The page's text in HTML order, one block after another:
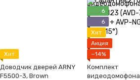
Хит
Доводчик дверей ARNY
F5500-3, Brown
6
6
Хит
Акция
−14%
Комплект
видеодомофона